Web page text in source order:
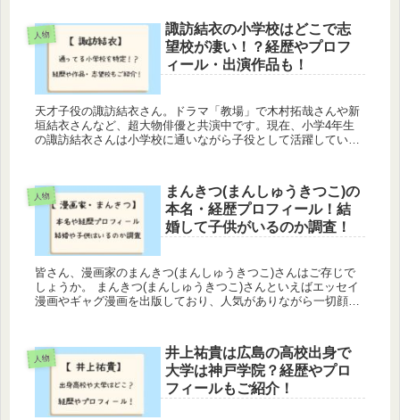
人物
諏訪結衣の小学校はどこで志
望校が凄い！？経歴やプロフ
ィール・出演作品も！
天才子役の諏訪結衣さん。ドラマ「教場」で木村拓哉さんや新
垣結衣さんなど、超大物俳優と共演中です。現在、小学4年生
の諏訪結衣さんは小学校に通いながら子役として活躍していま
人物
まんきつ(まんしゅうきつこ)の
本名・経歴プロフィール！結
婚して子供がいるのか調査！
皆さん、漫画家のまんきつ(まんしゅうきつこ)さんはご存じで
しょうか。 まんきつ(まんしゅうきつこ)さんといえばエッセイ
漫画やギャグ漫画を出版しており、人気がありながら一切顔出
人物
井上祐貴は広島の高校出身で
大学は神戸学院？経歴やプロ
フィールもご紹介！